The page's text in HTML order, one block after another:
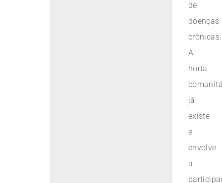
de
doenças
crônicas.
A
horta
já
existe
e
envolve
a